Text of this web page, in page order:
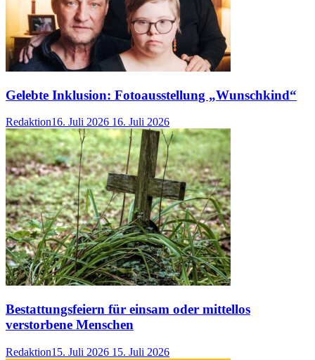
Gelebte Inklusion: Fotoausstellung „Wunschkind“
Redaktion16. Juli 2026 16. Juli 2026
Bestattungsfeiern für einsam oder mittellos
verstorbene Menschen
Redaktion15. Juli 2026 15. Juli 2026